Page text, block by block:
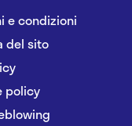
e condizioni
del sito
policy